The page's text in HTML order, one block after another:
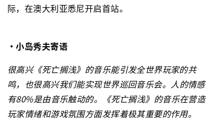
际，在澳大利亚悉尼开启首站。
・小岛秀夫寄语
很高兴《死亡搁浅》的音乐能引发全世界玩家的共
鸣，也很高兴我们能实现世界巡回音乐会。 人的情感
有80%是由音乐触动的。《死亡搁浅》的音乐在营造
玩家情绪和游戏氛围方面发挥着极其重要的作用。